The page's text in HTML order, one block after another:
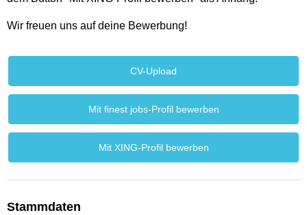
Wir freuen uns auf deine Bewerbung!
CV-Upload
Mit finest jobs-Profil bewerben
Mit XING-Profil bewerben
Stammdaten